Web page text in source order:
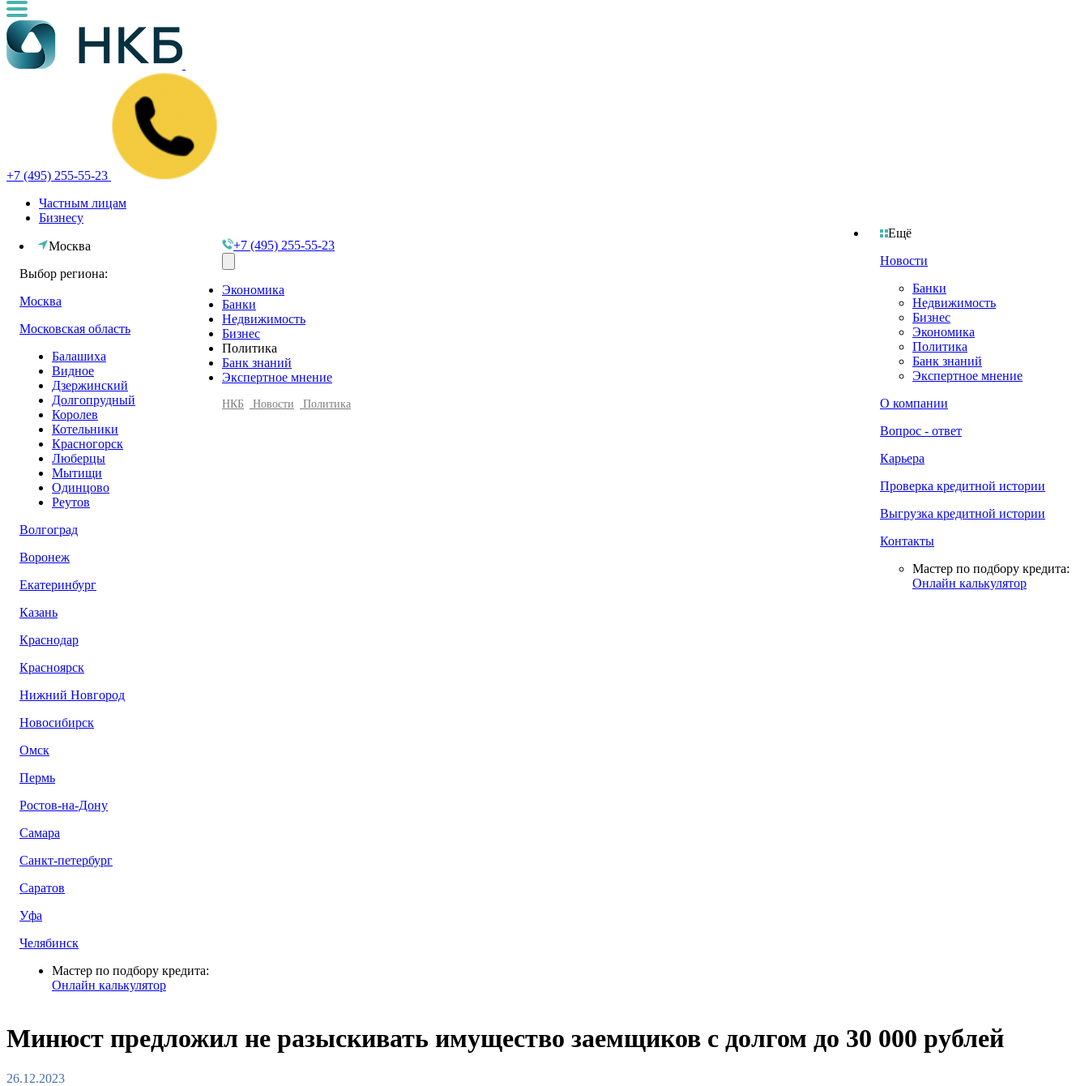
+7 (495) 255-55-23
Частным лицам
Бизнесу
Ещё
Новости
Банки
Недвижимость
Бизнес
Экономика
Политика
Банк знаний
Экспертное мнение
О компании
Вопрос - ответ
Карьера
Проверка кредитной истории
Выгрузка кредитной истории
Контакты
Мастер по подбору кредита:
Онлайн калькулятор
Москва
Выбор региона:
Москва
Московская область
Балашиха
Видное
Дзержинский
Долгопрудный
Королев
Котельники
Красногорск
Люберцы
Мытищи
Одинцово
Реутов
Волгоград
Воронеж
Екатеринбург
Казань
Краснодар
Красноярск
Нижний Новгород
Новосибирск
Омск
Пермь
Ростов-на-Дону
Самара
Санкт-петербург
Саратов
Уфа
Челябинск
Мастер по подбору кредита:
Онлайн калькулятор
+7 (495) 255-55-23
Экономика
Банки
Недвижимость
Бизнес
Политика
Банк знаний
Экспертное мнение
НКБ Новости Политика
Минюст предложил не разыскивать имущество заемщиков с долгом до 30 000 рублей
26.12.2023